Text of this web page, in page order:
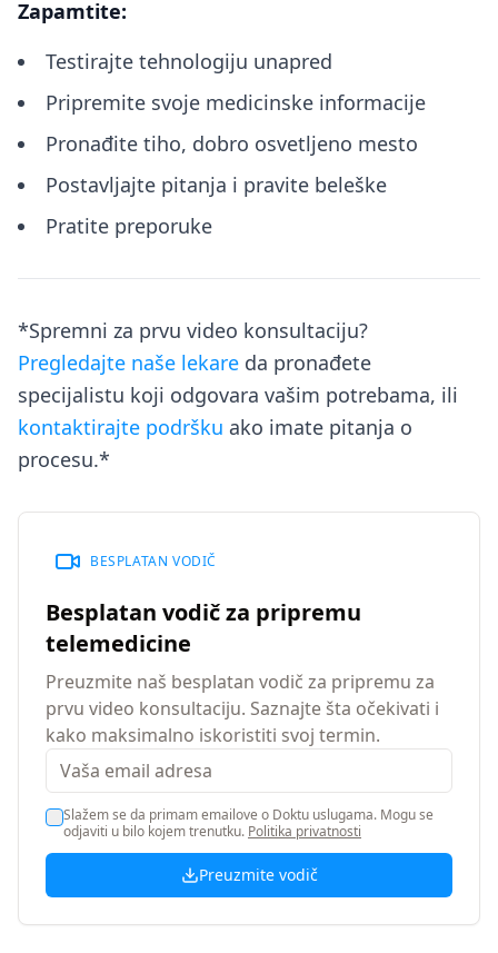
Zapamtite:
Testirajte tehnologiju unapred
Pripremite svoje medicinske informacije
Pronađite tiho, dobro osvetljeno mesto
Postavljajte pitanja i pravite beleške
Pratite preporuke
*Spremni za prvu video konsultaciju?
Pregledajte naše lekare da pronađete
specijalistu koji odgovara vašim potrebama, ili
kontaktirajte podršku ako imate pitanja o
procesu.*
BESPLATAN VODIČ
Besplatan vodič za pripremu
telemedicine
Preuzmite naš besplatan vodič za pripremu za
prvu video konsultaciju. Saznajte šta očekivati i
kako maksimalno iskoristiti svoj termin.
Slažem se da primam emailove o Doktu uslugama. Mogu se
odjaviti u bilo kojem trenutku. Politika privatnosti
Preuzmite vodič